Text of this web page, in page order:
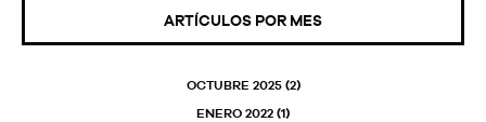
ARTÍCULOS POR MES
OCTUBRE 2025(2)
ENERO 2022 (1)